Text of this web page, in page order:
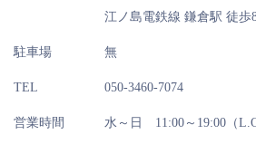
江ノ島電鉄線 鎌倉駅 徒歩
駐車場 無
TEL 050-3460-7074
営業時間 水～日 11:00～19:00（